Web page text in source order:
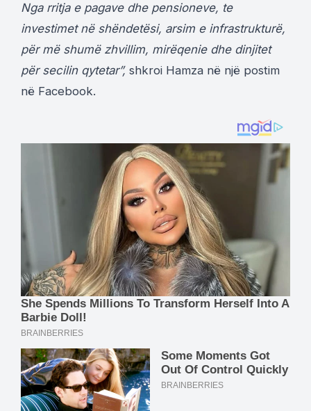
Nga rritja e pagave dhe pensioneve, te
investimet në shëndetësi, arsim e infrastrukturë,
për më shumë zhvillim, mirëqenie dhe dinjitet
për secilin qytetar”, shkroi Hamza në një postim
në Facebook.